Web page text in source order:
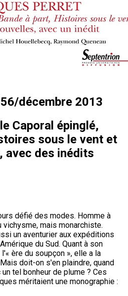
décembre 2013
Caporal épinglé,
sous le vent et
avec des inédits
défié des modes. Homme à
mais monarchiste.
un aventurier aux expéditions
du Sud. Quant à son
ère du soupçon », elle a la
doit-on s'en plaindre, quand
tel bonheur de plume ? Ces
méritaient une monographie :